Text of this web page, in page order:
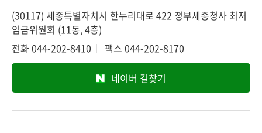
(30117) 세종특별자치시 한누리대로 422 정부세종청사 최저
임금위원회 (11동, 4층)
전화044-202-8410 팩스 044-202-8170
네이버 길찾기